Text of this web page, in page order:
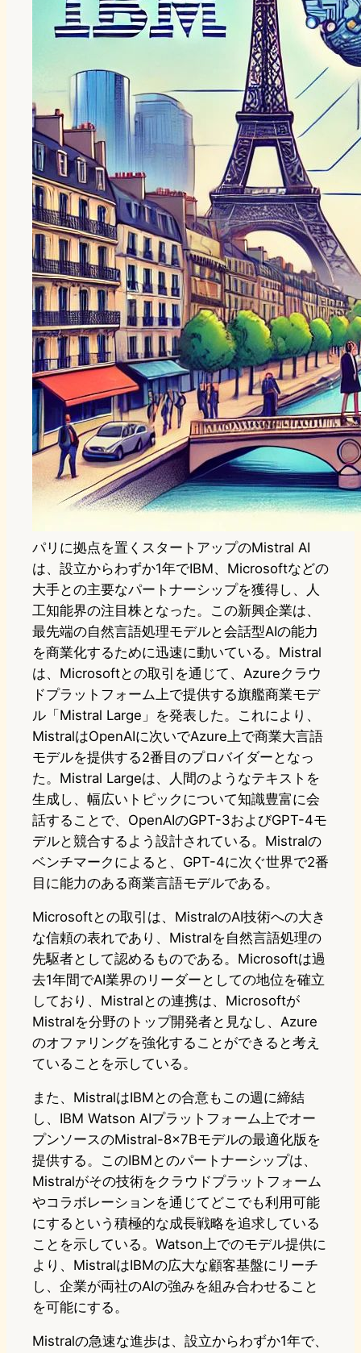
パリに拠点を置くスタートアップのMistral AI
は、設立からわずか1年でIBM、Microsoftなどの
大手との主要なパートナーシップを獲得し、人
工知能界の注目株となった。この新興企業は、
最先端の自然言語処理モデルと会話型AIの能力
を商業化するために迅速に動いている。Mistral
は、Microsoftとの取引を通じて、Azureクラウ
ドプラットフォーム上で提供する旗艦商業モデ
ル「Mistral Large」を発表した。これにより、
MistralはOpenAIに次いでAzure上で商業大言語
モデルを提供する2番目のプロバイダーとなっ
た。Mistral Largeは、人間のようなテキストを
生成し、幅広いトピックについて知識豊富に会
話することで、OpenAIのGPT-3およびGPT-4モ
デルと競合するよう設計されている。Mistralの
ベンチマークによると、GPT-4に次ぐ世界で2番
目に能力のある商業言語モデルである。
Microsoftとの取引は、MistralのAI技術への大き
な信頼の表れであり、Mistralを自然言語処理の
先駆者として認めるものである。Microsoftは過
去1年間でAI業界のリーダーとしての地位を確立
しており、Mistralとの連携は、Microsoftが
Mistralを分野のトップ開発者と見なし、Azure
のオファリングを強化することができると考え
ていることを示している。
また、MistralはIBMとの合意もこの週に締結
し、IBM Watson AIプラットフォーム上でオー
プンソースのMistral-8x7Bモデルの最適化版を
提供する。このIBMとのパートナーシップは、
Mistralがその技術をクラウドプラットフォーム
やコラボレーションを通じてどこでも利用可能
にするという積極的な成長戦略を追求している
ことを示している。Watson上でのモデル提供に
より、MistralはIBMの広大な顧客基盤にリーチ
し、企業が両社のAIの強みを組み合わせること
を可能にする。
Mistralの急速な進歩は、設立からわずか1年で、